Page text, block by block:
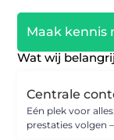
Maak kennis
Wat wij
Centrale
Eén plek voor
prestaties volgen